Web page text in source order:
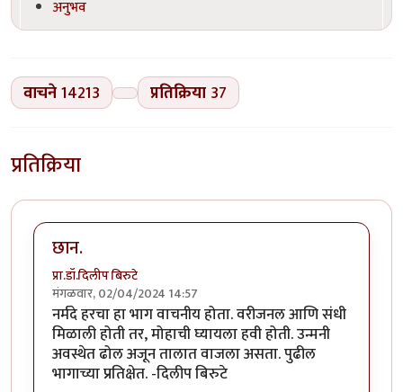
अनुभव
वाचने14213 प्रतिक्रिया 37
प्रतिक्रिया
छान.
प्रा.डॉ.दिलीप बिरुटे
मंगळवार, 02/04/2024 14:57
नर्मदे हरचा हा भाग वाचनीय होता. वरीजनल आणि संधी
मिळाली होती तर, मोहाची घ्यायला हवी होती. उन्मनी
अवस्थेत ढोल अजून तालात वाजला असता. पुढील
भागाच्या प्रतिक्षेत. -दिलीप बिरुटे